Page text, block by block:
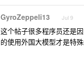
GyroZeppeli13 Jul 9
这个帖子很多程序员还是
的使用外国大模型才是特殊